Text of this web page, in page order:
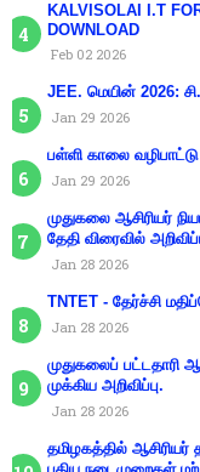
KALVISOLAI I.T
DOWNLOAD
Feb 02 2026
JEE. மெயின் 2026:
Jan 29 2026
பள்ளி காலை
Jan 29 2026
முதுகலை ஆசிரியர்
தேதி விரைவில்
Jan 28 2026
TNTET - தேர்ச்சி
Jan 28 2026
முதுகலைப் பட்டதாரி
முக்கிய அறிவிப்பு.
Jan 28 2026
தமிழகத்தில் ஆசிரியர்